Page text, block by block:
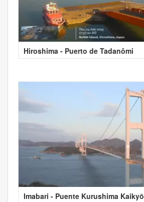
Hiroshima - Puerto de Tadanômi
Imabari - Puente Kurushima Kaikyō